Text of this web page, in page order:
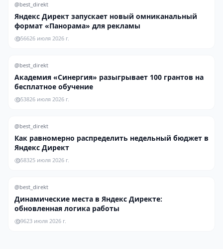
@best_direkt
Яндекс Директ запускает новый омниканальный
формат «Панорама» для рекламы
56626 июля 2026 г.
@best_direkt
Академия «Синергия» разыгрывает 100 грантов на
бесплатное обучение
53826 июля 2026 г.
@best_direkt
Как равномерно распределить недельный бюджет в
Яндекс Директ
58325 июля 2026 г.
@best_direkt
Динамические места в Яндекс Директе:
обновленная логика работы
9623 июля 2026 г.